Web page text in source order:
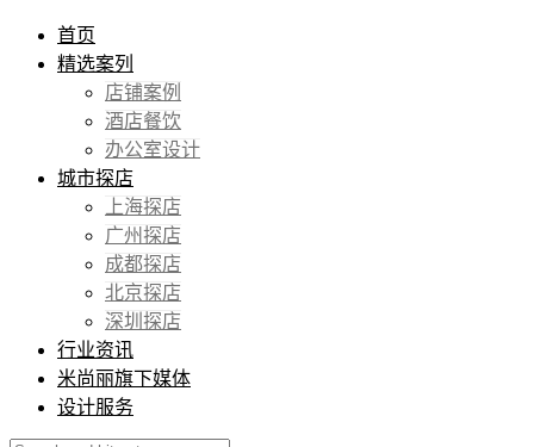
首页
精选案列
店铺案例
酒店餐饮
办公室设计
城市探店
上海探店
广州探店
成都探店
北京探店
深圳探店
行业资讯
米尚丽旗下媒体
设计服务